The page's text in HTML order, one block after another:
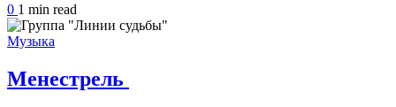
0 1 min read
Музыка
Менестрель